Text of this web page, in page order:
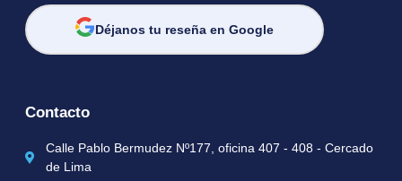
Déjanos tu reseña en Google
Contacto
Calle Pablo Bermudez Nº177, oficina 407 - 408 - Cercado
de Lima